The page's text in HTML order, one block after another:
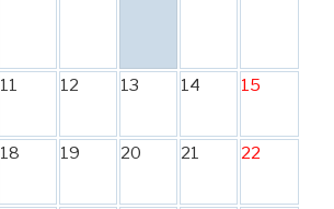
11 12 13 14 15
18 19 20 21 22